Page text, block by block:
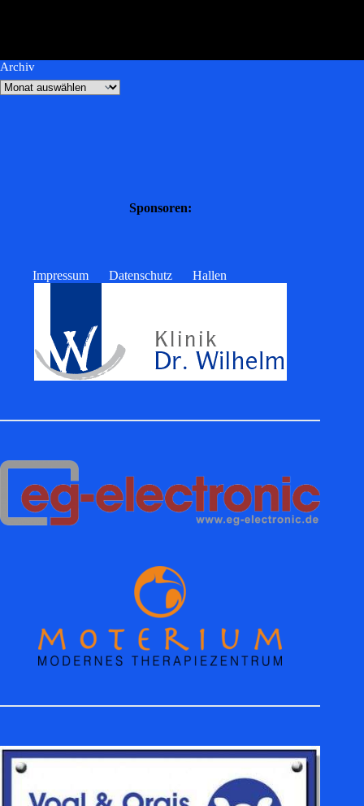
Archiv
Sponsoren:
Impressum Datenschutz Hallen